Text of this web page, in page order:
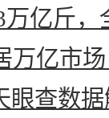
亿斤
万亿市
眼查数